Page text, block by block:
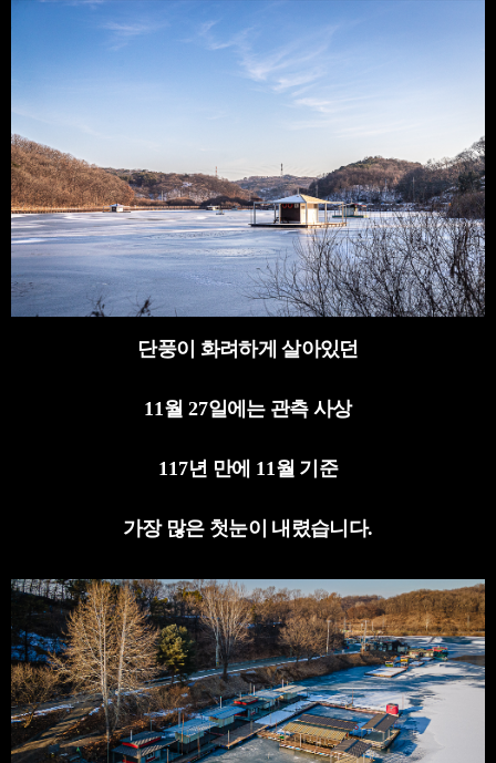
단풍이 화려하게 살아있던
11 월 27일에는 관측 사상
117년 만에 11 월 기준
가장 많은 첫눈이 내렸습니다.